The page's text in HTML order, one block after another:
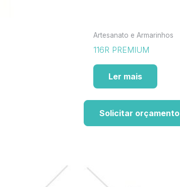
Artesanato e Armarinhos
116R PREMIUM
Ler mais
Solicitar orçamento